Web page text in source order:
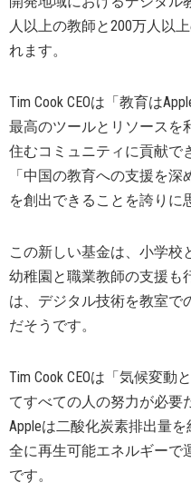
人以上の教師と200万人以
れます。
Tim Cook CEOは「教育は
最高のツールとリソースを
住むコミュニティに貢献で
「中国の教育への支援を
を創出できることを誇りに
この新しい基金は、小学校
幼稚園と職業教師の支援も
は、デジタル技術を教室で
だそうです。
Tim Cook CEOは「気候変
てすべての人の努力が必要
Appleは二酸化炭素排出量
全に再生可能エネルギーで
です。